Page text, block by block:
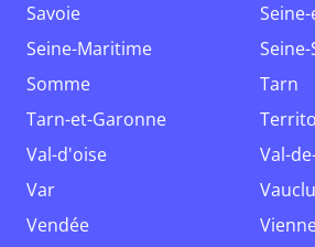
Savoie
Seine-Maritime
Somme
Tarn
Tarn-et-Garonne
Val-d'oise
Val-
Var
Vendée